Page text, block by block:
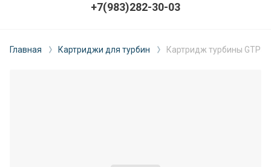
+7(983)282-30-03
Главная Картриджи для турбин Картридж турбины